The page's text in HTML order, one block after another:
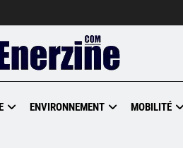
ENVIRONNEMENT MOBILITÉ